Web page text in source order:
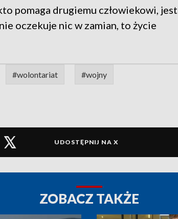
pomaga drugiemu człowiekowi, jest
oczekuje nic w zamian, to życie
#wolontariat #wojny
UDOSTĘPNIJ NA X
ZOBACZ TAKŻE